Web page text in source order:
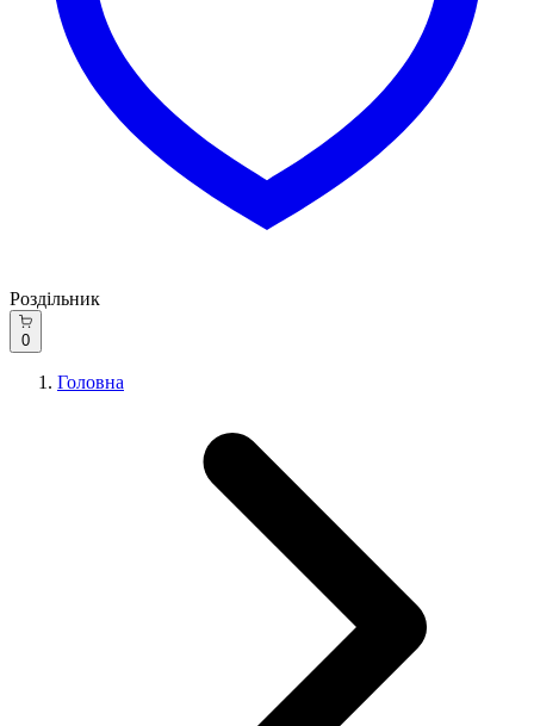
Роздільник
0
Головна